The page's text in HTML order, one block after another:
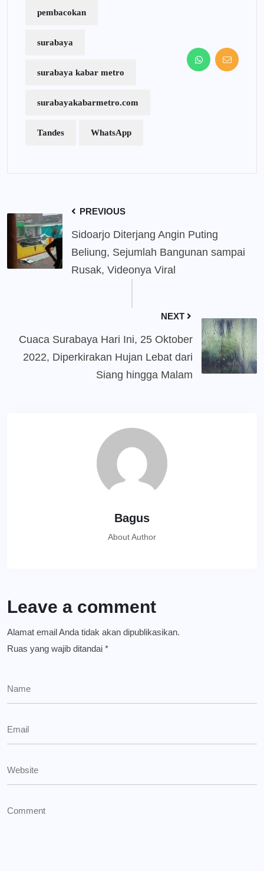
pembacokan
surabaya
surabaya kabar metro
surabayakabarmetro.com
Tandes WhatsApp
PREVIOUS
Sidoarjo Diterjang Angin Puting
Beliung, Sejumlah Bangunan sampai
Rusak, Videonya Viral
NEXT
Cuaca Surabaya Hari Ini, 25 Oktober
2022, Diperkirakan Hujan Lebat dari
Siang hingga Malam
Bagus
About Author
Leave a comment
Alamat email Anda tidak akan dipublikasikan.
Ruas yang wajib ditandai *